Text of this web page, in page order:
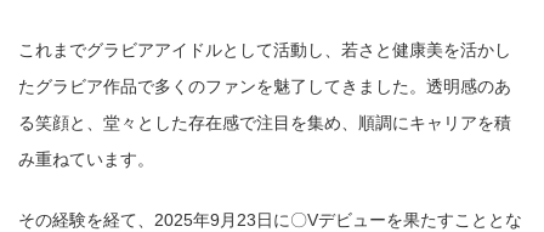
これまでグラビアアイドルとして活動し、若さと健康美を活かし
たグラビア作品で多くのファンを魅了してきました。透明感のあ
る笑顔と、堂々とした存在感で注目を集め、順調にキャリアを積
み重ねています。
その経験を経て、2025年9月23日に〇Vデビューを果たすこととな